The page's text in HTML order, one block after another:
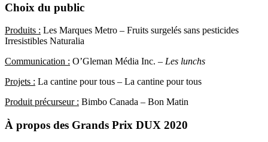
Choix du public
Produits : Les Marques Metro – Fruits surgelés sans pesticides
Irresistibles Naturalia
Communication : O’Gleman Média Inc. – Les lunchs
Projets : La cantine pour tous – La cantine pour tous
Produit précurseur : Bimbo Canada – Bon Matin
À propos des Grands Prix DUX 2020